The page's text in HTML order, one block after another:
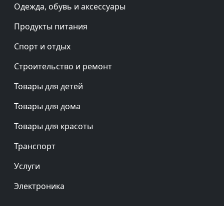
Одежда, обувь и аксессуары
Продукты питания
Спорт и отдых
Строительство и ремонт
Товары для детей
Товары для дома
Товары для красоты
Транспорт
Услуги
Электроника